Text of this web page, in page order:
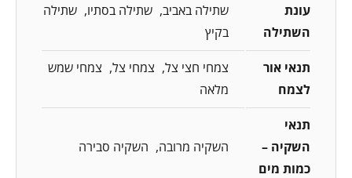
עונת
השתילה
שתילה באביב שתילה בסתיו
שתילה
בקיץ
תנאי אור
לצמח
צמחי חצי צל צמחי צל
צמחי שמש
מלאה
תנאי
השקיה –
כמות מים
השקיה מרובה השקיה סבירה